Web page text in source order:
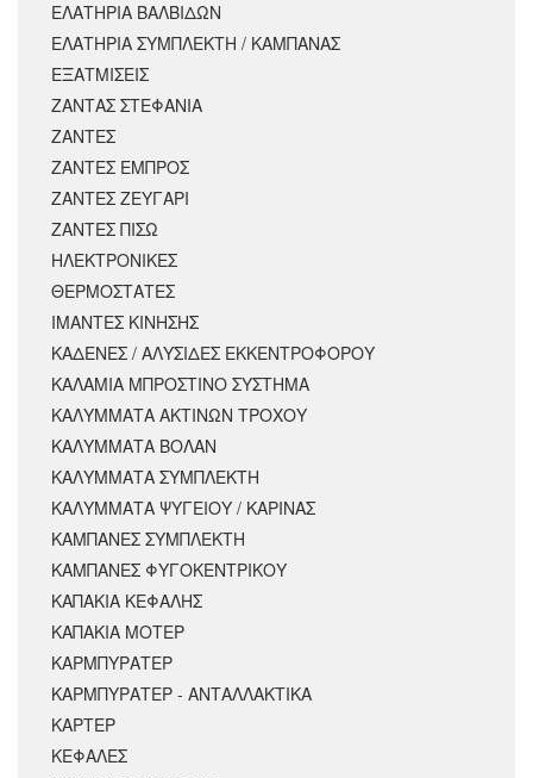
ΕΛΑΤΗΡΙΑ ΒΑΛΒΙΔΩΝ
ΕΛΑΤΗΡΙΑ ΣΥΜΠΛΕΚΤΗ / ΚΑΜΠΑΝΑΣ
ΕΞΑΤΜΙΣΕΙΣ
ΖΑΝΤΑΣ ΣΤΕΦΑΝΙΑ
ΖΑΝΤΕΣ
ΖΑΝΤΕΣ ΕΜΠΡΟΣ
ΖΑΝΤΕΣ ΖΕΥΓΑΡΙ
ΖΑΝΤΕΣ ΠΙΣΩ
ΗΛΕΚΤΡΟΝΙΚΕΣ
ΘΕΡΜΟΣΤΑΤΕΣ
ΙΜΑΝΤΕΣ ΚΙΝΗΣΗΣ
ΚΑΔΕΝΕΣ / ΑΛΥΣΙΔΕΣ ΕΚΚΕΝΤΡΟΦΟΡΟΥ
ΚΑΛΑΜΙΑ ΜΠΡΟΣΤΙΝΟ ΣΥΣΤΗΜΑ
ΚΑΛΥΜΜΑΤΑ ΑΚΤΙΝΩΝ ΤΡΟΧΟΥ
ΚΑΛΥΜΜΑΤΑ ΒΟΛΑΝ
ΚΑΛΥΜΜΑΤΑ ΣΥΜΠΛΕΚΤΗ
ΚΑΛΥΜΜΑΤΑ ΨΥΓΕΙΟΥ / ΚΑΡΙΝΑΣ
ΚΑΜΠΑΝΕΣ ΣΥΜΠΛΕΚΤΗ
ΚΑΜΠΑΝΕΣ ΦΥΓΟΚΕΝΤΡΙΚΟΥ
ΚΑΠΑΚΙΑ ΚΕΦΑΛΗΣ
ΚΑΠΑΚΙΑ ΜΟΤΕΡ
ΚΑΡΜΠΥΡΑΤΕΡ
ΚΑΡΜΠΥΡΑΤΕΡ - ΑΝΤΑΛΛΑΚΤΙΚΑ
ΚΑΡΤΕΡ
ΚΕΦΑΛΕΣ